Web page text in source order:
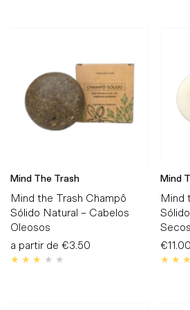
Mind The Trash
Mind the Trash Champô
Sólido Natural – Cabelos
Oleosos
Preço
Normal
a partir de €3.50
Mind
Mind
Secos
€11.00